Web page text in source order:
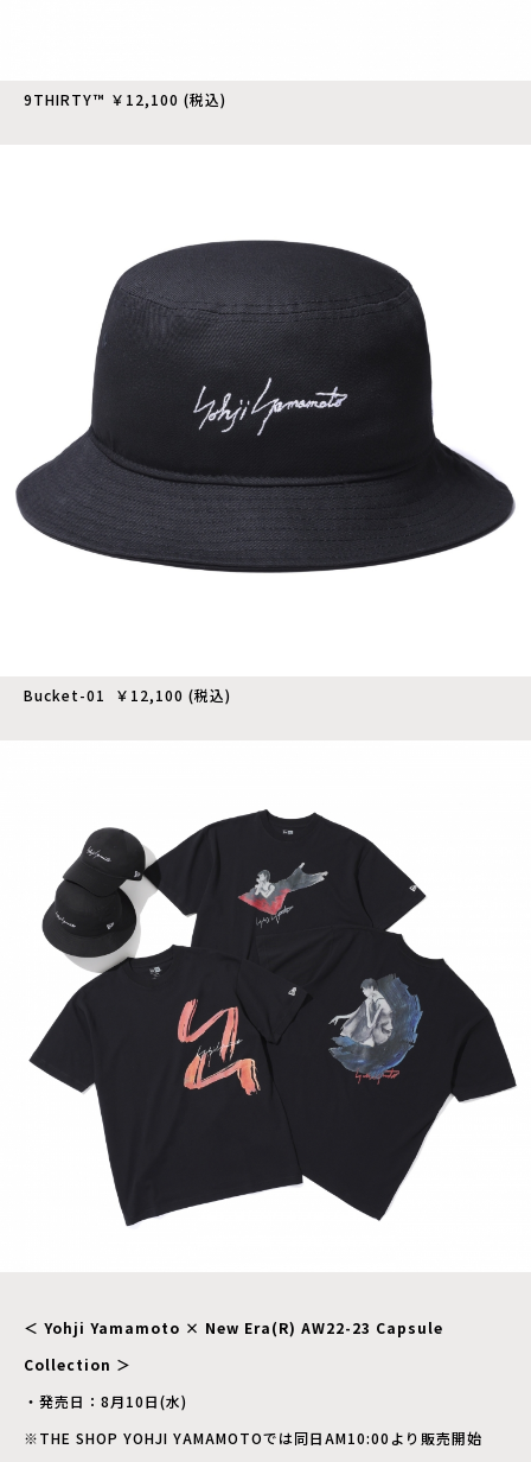
9THIRTY™ ￥12,100 (税込)
Bucket-01 ￥12,100 (税込)
＜ Yohji Yamamoto × New Era(R) AW22-23 Capsule
Collection ＞
・発売日：8月10日(水)
※THE SHOP YOHJI YAMAMOTOでは同日AM10:00より販売開始